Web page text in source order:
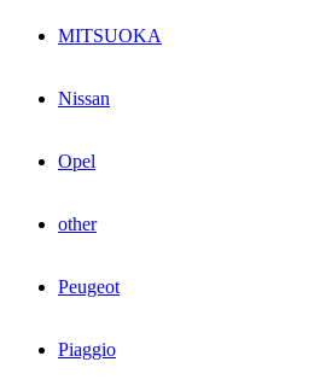
MITSUOKA
Nissan
Opel
other
Peugeot
Piaggio